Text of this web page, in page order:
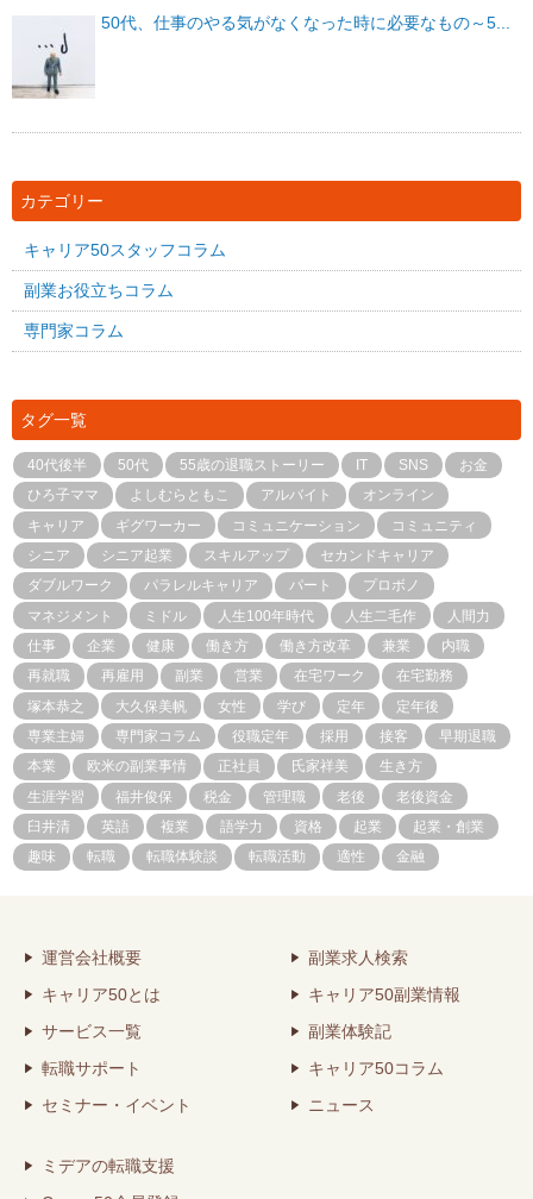
50代、仕事のやる気がなくなった時に必要なもの～5...
カテゴリー
キャリア50スタッフコラム
副業お役立ちコラム
専門家コラム
タグ一覧
40代後半 50代 55歳の退職ストーリー IT SNS
お金
ひろ子ママ
よしむらともこ アルバイト
オンライン
キャリア
ギグワーカー コミュニケーション
コミュニティ
シニア
シニア起業 スキルアップ
セカンドキャリア
ダブルワーク
パラレルキャリア パート
プロボノ
マネジメント
ミドル 人生100年時代 人生二毛作
人間力
仕事
企業 健康 働き方 働き方改革 兼業
内職
再就職
再雇用 副業 営業 在宅ワーク
在宅勤務
塚本恭之
大久保美帆 女性 学び 定年
定年後
専業主婦
専門家コラム 役職定年 採用 接客
早期退職
本業
欧米の副業事情 正社員 氏家祥美
生き方
生涯学習
福井俊保 税金 管理職 老後
老後資金
臼井清
英語 複業 語学力 資格 起業
起業・創業
趣味
転職 転職体験談 転職活動 適性 金融
運営会社概要
キャリア50とは
サービス一覧
転職サポート
セミナー・イベント
副業求人検索
キャリア50副業情報
副業体験記
キャリア50コラム
ニュース
ミデアの転職支援